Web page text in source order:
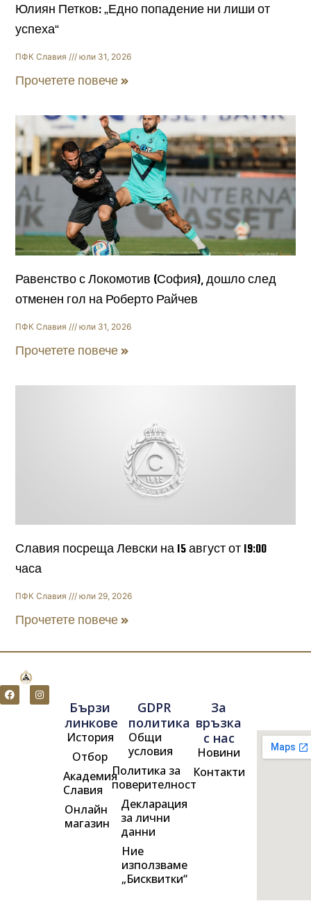
Юлиян Петков: „Едно попадение ни лиши от
успеха“
ПФК Славия юли 31, 2026
Прочетете повече »
Равенство с Локомотив (София), дошло след
отменен гол на Роберто Райчев
ПФК Славия юли 31, 2026
Прочетете повече »
Славия посреща Левски на 15 август от 19:00
часа
ПФК Славия юли 29, 2026
Прочетете повече »
F
a
c
I
n
s
Бързи
линкове
История
Отбор
Академия
Славия
Онлайн
магазин
GDPR
политика
Общи
условия
Политика за
поверителност
Декларация
за лични
данни
Ние
използваме
„Бисквитки“
За
връзка
с нас
Новини
Контакти